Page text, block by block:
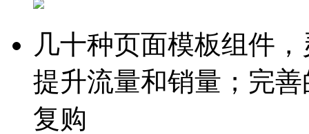
几十种页面模板组件
提升流量和销量；完
复购